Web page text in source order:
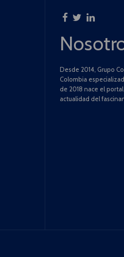
Desde 2014, Grupo
Colombia
de 2018 nace el
actualidad del